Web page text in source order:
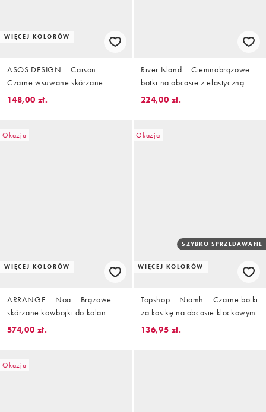
WIĘCEJ KOLORÓW
ASOS DESIGN – Carson –
Czarne wsuwane skórzane
kowbojki do kolan z ozdobną
148,00 zł.
River Island – Ciemnobrązowe
botki na obcasie z elastyczną
cholewką
224,00 zł.
Okazja
WIĘCEJ KOLORÓW
ARRANGE – Noa – Brązowe
skórzane kowbojki do kolan
premium ze wzorem skóry
574,00 zł.
Okazja
WIĘCEJ KOLORÓW
SZYBKO SPRZEDAWANE
Topshop – Niamh – Czarne botki
za kostkę na obcasie klockowym
136,95 zł.
Okazja